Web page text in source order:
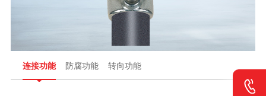
连接功能 防腐功能 转向功能